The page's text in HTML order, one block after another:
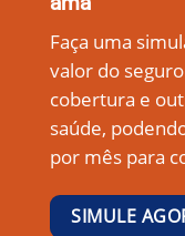
Faça uma
valor do
cobertura e
saúde,
por mês para
SIMULE